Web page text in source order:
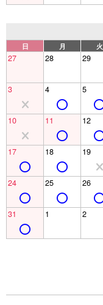
日 月 火
27 28 29
3 4 5
10 11 12
17 18 19
24 25 26
31 1 2